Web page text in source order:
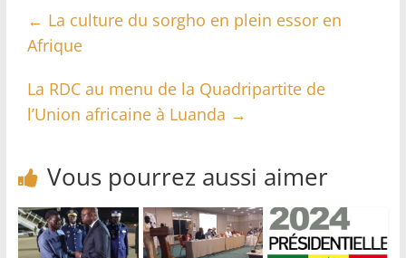
← La culture du sorgho en plein essor en
Afrique
La RDC au menu de la Quadripartite de
l’Union africaine à Luanda →
Vous pourrez aussi aimer